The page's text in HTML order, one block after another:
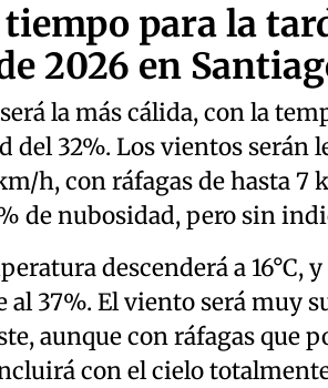
para la
2026 en
la más cálida, con la
del 32%. Los vientos serán
h, con ráfagas de hasta 7
de nubosidad, pero sin
descenderá a 16°C,
37%. El viento será muy
aunque con ráfagas que
con el cielo